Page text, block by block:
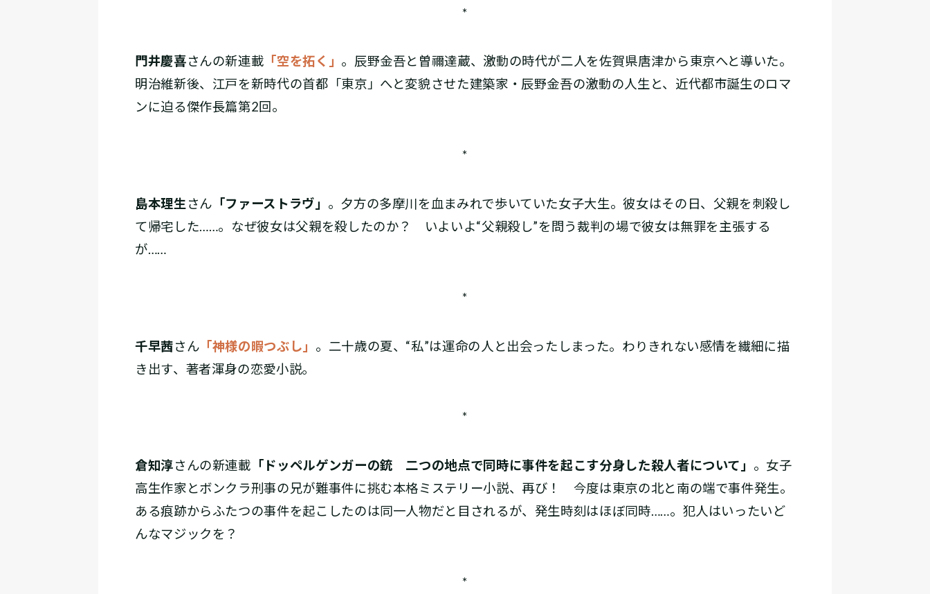
*
門井慶喜さんの新連載 「空を拓く」 。辰野金吾と曽禰達蔵、激動の時代が二人を佐賀県唐津から東京へと導いた。
明治維新後、江戸を新時代の首都「東京」へと変貌させた建築家・辰野金吾の激動の人生と、近代都市誕生のロマ
ンに迫る傑作長篇第2回。
*
島本理生 さん 「ファーストラヴ」 。夕方の多摩川を血まみれで歩いていた女子大生。彼女はその日、父親を刺殺し
て帰宅した……。なぜ彼女は父親を殺したのか？ いよいよ“父親殺し”を問う裁判の場で彼女は無罪を主張する
が……
*
千早茜さん 「神様の暇つぶし」 。二十歳の夏、“私”は運命の人と出会ったしまった。わりきれない感情を繊細に描
き出す、著者渾身の恋愛小説。
*
倉知淳さんの新連載 「ドッペルゲンガーの銃 二つの地点で同時に事件を起こす分身した殺人者について」 。女子
高生作家とボンクラ刑事の兄が難事件に挑む本格ミステリー小説、再び！ 今度は東京の北と南の端で事件発生。
ある痕跡からふたつの事件を起こしたのは同一人物だと目されるが、発生時刻はほぼ同時……。犯人はいったいど
んなマジックを？
*